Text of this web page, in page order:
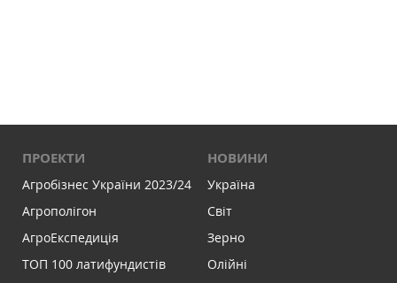
ПРОЕКТИ
Агробізнес України 2023/24
Агрополігон
АгроЕкспедиція
ТОП 100 латифундистів
НОВИНИ
Україна
Світ
Зерно
Олійні